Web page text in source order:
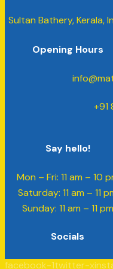
Sultan Bathery, Kerala,
Opening Hours
+91
Say hello!
Mon – Fri: 11 am – 10
​​Saturday: 11 am – 11
​Sunday: 11 am – 11 pm
Socials
facebook-1twitter-x